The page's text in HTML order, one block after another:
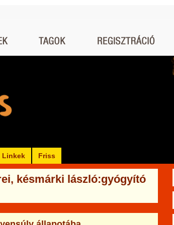
Linkek Friss
késmárki lászló:gyógyító